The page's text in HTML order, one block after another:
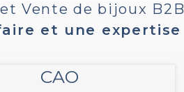
Vente de bijoux B2B
et une expertise
CAO